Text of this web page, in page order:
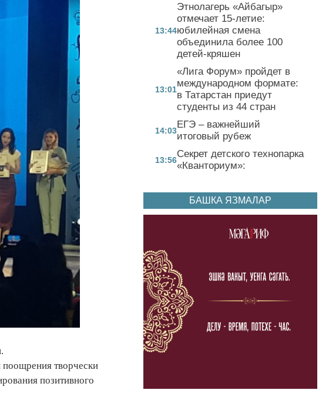
поощрения творчески
позитивного
13:44
Этнолагерь «Айбагыр»
отмечает 15-летие:
юбилейная смена
объединила более 100
детей-кряшен
13:01
«Лига Форум» пройдет в
международном формате:
в Татарстан приедут
студенты из 44 стран
14:03
ЕГЭ – важнейший
итоговый рубеж
13:56
Секрет детского технопарка
«Кванториум»:
БАШКА ЯЗМАЛАР